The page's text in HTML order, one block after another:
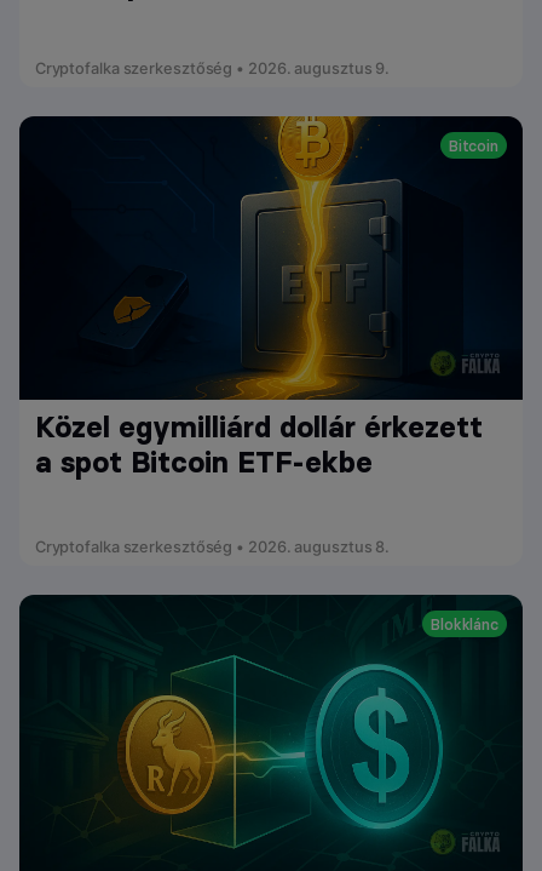
Cryptofalka szerkesztőség • 2026. augusztus 9.
Bitcoin
Közel egymilliárd dollár érkezett
a spot Bitcoin ETF-ekbe
Cryptofalka szerkesztőség • 2026. augusztus 8.
Blokklánc